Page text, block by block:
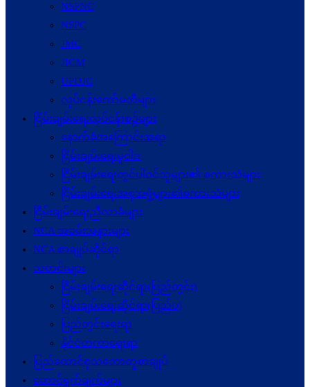
NSPNC
NSPC
JMC
JICM
UPDJC
လုပ်ငန်းကော်မတီများ
ငြိမ်းချမ်းရေးလုပ်ငန်းစဉ်များ
နောက်ခံအကြောင်းအရာ
ငြိမ်းချမ်းရေးမူဝါဒ
ငြိမ်းချမ်းရေးတွင်ပါဝင်သူများ၏ စကားသံများ
ငြိမ်းချမ်းရေးအစုအဖွဲ့များ၏စကားသံများ
ငြိမ်းချမ်းရေးညီလာခံများ
NCA အခမ်းအနားများ
NCA စာချုပ်ဆိုင်ရာ
သတင်းများ
ငြိမ်းချမ်းရေးဆိုင်ရာ(ပြည်တွင်း)
ငြိမ်းချမ်းရေးဆိုင်ရာ(ပြည်ပ)
ပြည်တွင်းရေးရာ
နိုင်ငံတကာရေးရာ
ပြည်ထောင်စုသဘောတူစာချုပ်
ဆောင်ရွက်ချက်များ